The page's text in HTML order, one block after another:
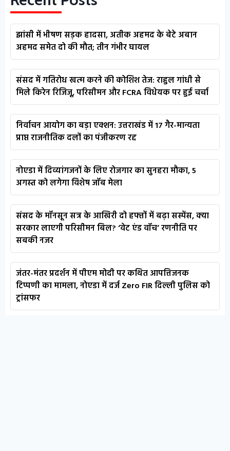
झांसी में भीषण सड़क हादसा, अतीक अहमद के बेटे अबान
अहमद समेत दो की मौत; तीन गंभीर घायल
संसद में गतिरोध खत्म करने की कोशिश तेज: राहुल गांधी से
मिले किरेन रिजिजू, परिसीमन और FCRA विधेयक पर हुई चर्चा
निर्वाचन आयोग का बड़ा एक्शन: उत्तराखंड में 17 गैर-मान्यता
प्राप्त राजनीतिक दलों का पंजीकरण रद्द
नोएडा में दिव्यांगजनों के लिए रोजगार का सुनहरा मौका, 5
अगस्त को लगेगा विशेष जॉब मेला
संसद के मॉनसून सत्र के आखिरी दो हफ्तों में बढ़ा सस्पेंस, क्या
सरकार लाएगी परिसीमन बिल? ‘वेट एंड वॉच’ रणनीति पर
सबकी नजर
जंतर-मंतर प्रदर्शन में पीएम मोदी पर कथित आपत्तिजनक
टिप्पणी का मामला, नोएडा में दर्ज Zero FIR दिल्ली पुलिस को
ट्रांसफर